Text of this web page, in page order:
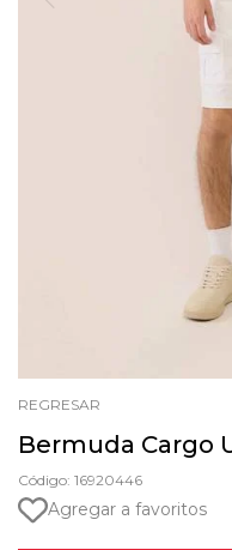
REGRESAR
Bermuda Cargo
Código: 16920446
Agregar a favoritos